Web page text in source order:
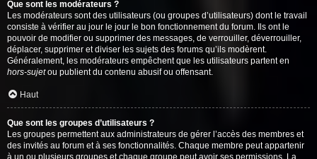
Que sont les modérateurs ?
Les modérateurs sont des utilisateurs (ou groupes d’utilisateurs) dont le travail
consiste à vérifier au jour le jour le bon fonctionnement du forum. Ils ont le
pouvoir de modifier ou supprimer des messages, de verrouiller, déverrouiller,
déplacer, supprimer et diviser les sujets des forums qu’ils modèrent.
Généralement, les modérateurs empêchent que les utilisateurs partent en
hors-sujetou publient du contenu abusif ou offensant.
Haut
Que sont les groupes d’utilisateurs ?
Les groupes permettent aux administrateurs de gérer l’accès des membres et
des invités au forum et à ses fonctionnalités. Chaque membre peut appartenir
à un ou plusieurs groupes et chaque groupe peut avoir ses permissions. La